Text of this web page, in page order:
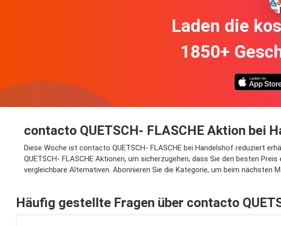
Laden die
1850+
contacto QUETSCH- FLASCHE Aktion bei
Diese Woche ist contacto QUETSCH- FLASCHE bei Handelshof reduziert
QUETSCH- FLASCHE Aktionen, um sicherzugehen, dass Sie den besten
vergleichbare Alternativen. Abonnieren Sie die Kategorie, um beim nächsten
Häufig gestellte Fragen über contacto